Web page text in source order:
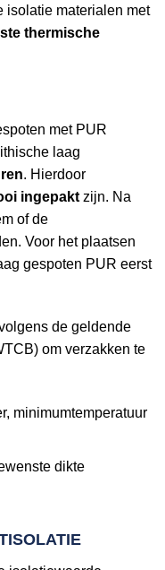
isolatie materialen met
thermische
met PUR
laag
. Hierdoor
ingepakt zijn. Na
of de
Voor het plaatsen
gespoten PUR eerst
de geldende
om verzakken te
minimumtemperatuur
dikte